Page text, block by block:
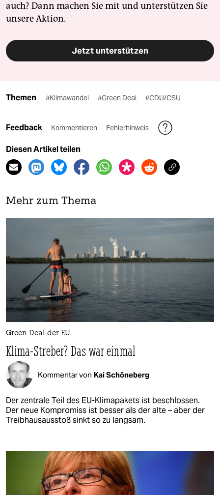
auch? Dann machen Sie mit und unterstützen Sie
unsere Aktion.
Jetzt unterstützen
Themen #Klimawandel #Green Deal #CDU/CSU
Feedback Kommentieren Fehlerhinweis
Diesen Artikel teilen
Mehr zum Thema
Green Deal der EU
Klima-Streber? Das war einmal
Kommentar von Kai Schöneberg
Der zentrale Teil des EU-Klimapakets ist beschlossen.
Der neue Kompromiss ist besser als der alte – aber der
Treibhausausstoß sinkt so zu langsam.